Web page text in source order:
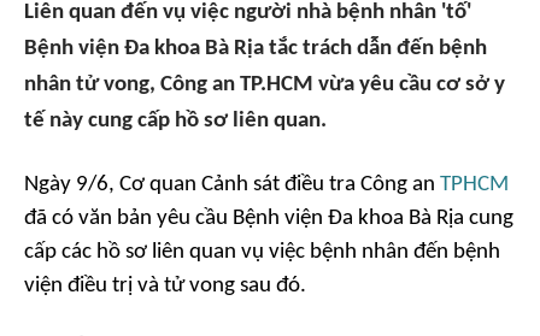
Liên quan đến vụ việc người nhà bệnh nhân 'tố'
Bệnh viện Đa khoa Bà Rịa tắc trách dẫn đến bệnh
nhân tử vong, Công an TP.HCM vừa yêu cầu cơ sở y
tế này cung cấp hồ sơ liên quan.
Ngày 9/6, Cơ quan Cảnh sát điều tra Công an TPHCM
đã có văn bản yêu cầu Bệnh viện Đa khoa Bà Rịa cung
cấp các hồ sơ liên quan vụ việc bệnh nhân đến bệnh
viện điều trị và tử vong sau đó.